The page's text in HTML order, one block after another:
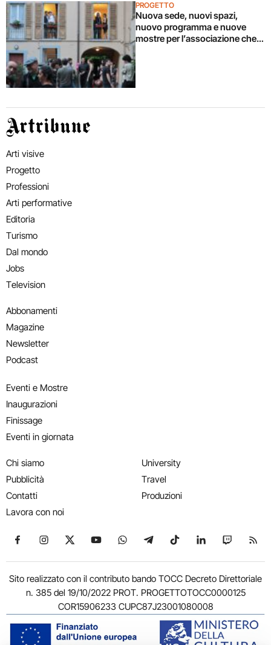
PROGETTO
Nuova sede, nuovi spazi,
nuovo programma e nuove
mostre per l’associazione che
Artribune
Arti visive
Progetto
Professioni
Arti performative
Editoria
Turismo
Dal mondo
Jobs
Television
Abbonamenti
Magazine
Newsletter
Podcast
Eventi e Mostre
Inaugurazioni
Finissage
Eventi in giornata
Chi siamo
Pubblicità
Contatti
Lavora con noi
University
Travel
Produzioni
Seguici su Facebook
Seguici su Instagram
Seguici su X
Seguici su YouTube
Seguici su WhatsApp
Seguici su Telegram
Seguici su TikTok
Seguici su
Seguici
Sito realizzato con il contributo bando TOCC Decreto Direttoriale
n. 385 del 19/10/2022 PROT. PROGETTOTOCC0000125
COR15906233 CUPC87J23001080008